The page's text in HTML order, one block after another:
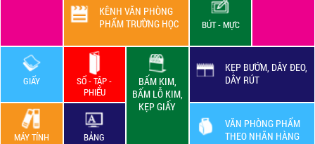
KÊNH VĂN PHÒNG
PHẨM TRƯỜNG HỌC
BÚT - MỰC
GIẤY
SỔ - TẬP -
PHIẾU
BẤM KIM,
BẤM LỖ KIM,
KẸP GIẤY
KẸP BƯỚM, DÂY ĐEO,
DÂY RÚT
VĂN PHÒNG PHẨM
THEO NHÃN HÀNG
MÁY TÍNH BẢNG